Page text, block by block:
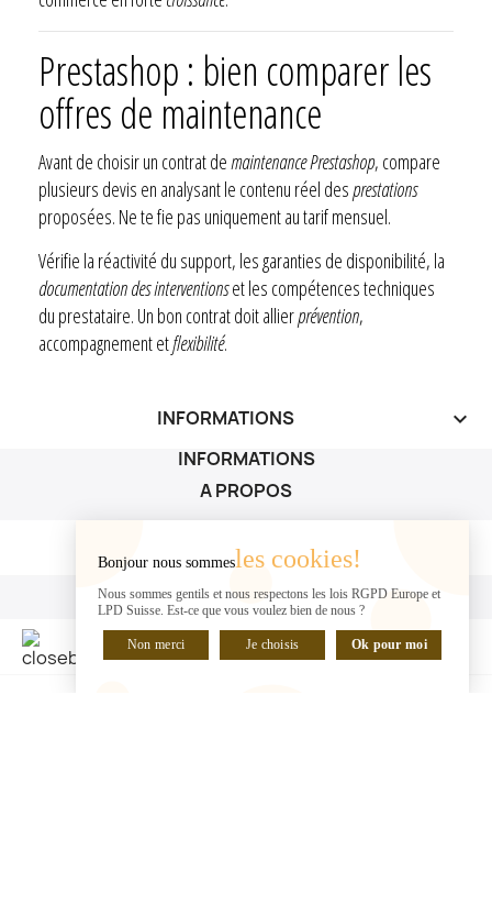
Prestashop : bien comparer les
offres de maintenance
Avant de choisir un contrat de maintenance Prestashop, compare
plusieurs devis en analysant le contenu réel desprestations
proposées. Ne te fie pas uniquement au tarif mensuel.
Vérifie la réactivité du support, les garanties de disponibilité, la
documentation des interventionset les compétences techniques
du prestataire. Un bon contrat doit allierprévention,
accompagnement etflexibilité.
INFORMATIONS keyboard_arrow_down
INFORMATIONS
A PROPOS
A PROPOS
VOTRE COMPTE
VOTRE COMPTE
Bonjour nous sommesles cookies!
Nous sommes gentils et nous respectons les lois RGPD Europe et
LPD Suisse. Est-ce que vous voulez bien de nous ?
Non merci Je choisis Ok pour moi
DISCUTER EN LIGNE